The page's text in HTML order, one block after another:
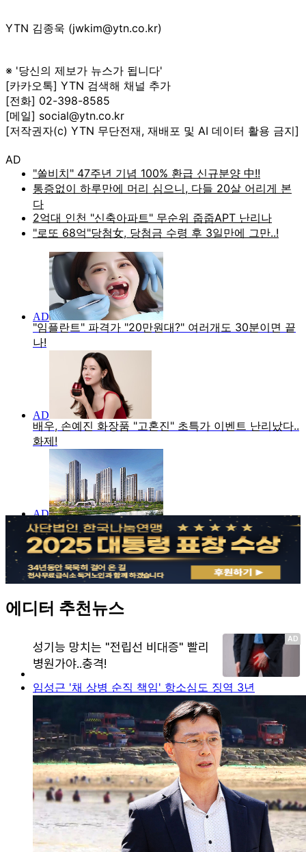
YTN 김종욱 (jwkim@ytn.co.kr)
※ '당신의 제보가 뉴스가 됩니다'
[카카오톡] YTN 검색해 채널 추가
[전화] 02-398-8585
[메일] social@ytn.co.kr
[저작권자(c) YTN 무단전재, 재배포 및 AI 데이터 활용 금지]
AD
에디터 추천뉴스
임성근 '채 상병 순직 책임' 항소심도 징역 3년